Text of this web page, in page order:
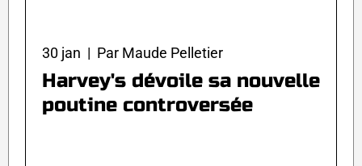
30 jan | Par Maude Pelletier
Harvey's dévoile sa nouvelle
poutine controversée